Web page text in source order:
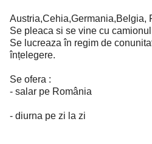
Austria,Cehia,Germania,Belgia,
Se pleaca si se vine cu
Se lucreaza în regim de
înțelegere.
Se ofera :
- salar pe România
- diurna pe zi la zi